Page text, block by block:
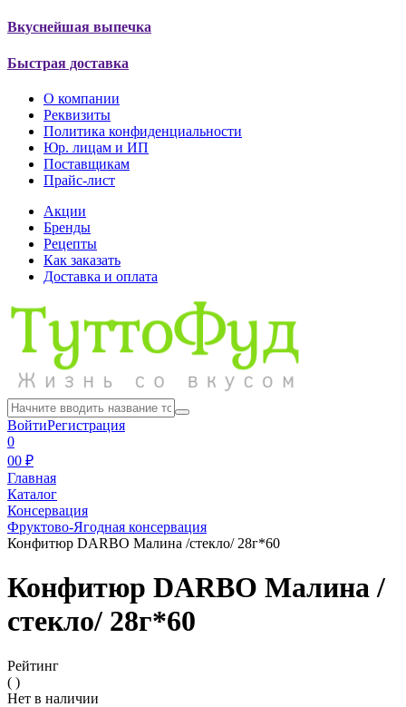
Вкуснейшая выпечка
Быстрая доставка
О компании
Реквизиты
Политика конфиденциальности
Юр. лицам и ИП
Поставщикам
Прайс-лист
Акции
Бренды
Рецепты
Как заказать
Доставка и оплата
ВойтиРегистрация
0
00 ₽
Главная
Каталог
Консервация
Фруктово-Ягодная консервация
Конфитюр DARBO Малина /стекло/ 28г*60
Конфитюр DARBO Малина /
стекло/ 28г*60
Рейтинг
( )
Нет в наличии